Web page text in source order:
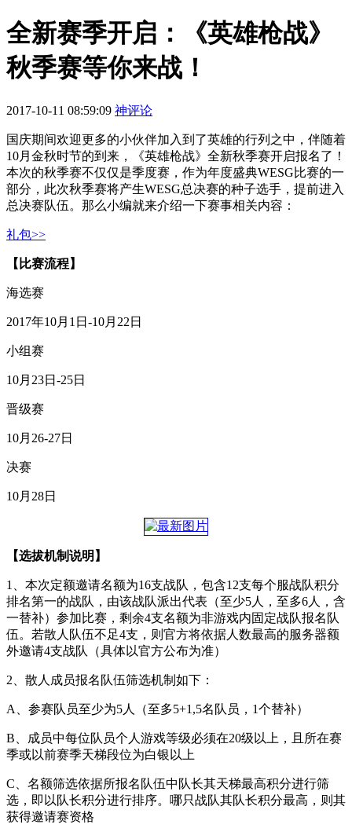
全新赛季开启：《英雄枪战》
秋季赛等你来战！
2017-10-11 08:59:09 神评论
国庆期间欢迎更多的小伙伴加入到了英雄的行列之中，伴随着
10月金秋时节的到来，《英雄枪战》全新秋季赛开启报名了！
本次的秋季赛不仅仅是季度赛，作为年度盛典WESG比赛的一
部分，此次秋季赛将产生WESG总决赛的种子选手，提前进入
总决赛队伍。那么小编就来介绍一下赛事相关内容：
礼包>>
【比赛流程】
海选赛
2017年10月1日-10月22日
小组赛
10月23日-25日
晋级赛
10月26-27日
决赛
10月28日
【选拔机制说明】
1、本次定额邀请名额为16支战队，包含12支每个服战队积分
排名第一的战队，由该战队派出代表（至少5人，至多6人，含
一替补）参加比赛，剩余4支名额为非游戏内固定战队报名队
伍。若散人队伍不足4支，则官方将依据人数最高的服务器额
外邀请4支战队（具体以官方公布为准）
2、散人成员报名队伍筛选机制如下：
A、参赛队员至少为5人（至多5+1,5名队员，1个替补）
B、成员中每位队员个人游戏等级必须在20级以上，且所在赛
季或以前赛季天梯段位为白银以上
C、名额筛选依据所报名队伍中队长其天梯最高积分进行筛
选，即以队长积分进行排序。哪只战队其队长积分最高，则其
获得邀请赛资格